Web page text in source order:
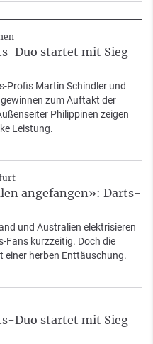
Duo startet mit Sieg
Profis Martin Schindler und
zum Auftakt der
Philippinen zeigen
Leistung.
angefangen»: Darts-
und Australien elektrisieren
Fans kurzzeitig. Doch die
einer herben Enttäuschung.
Duo startet mit Sieg